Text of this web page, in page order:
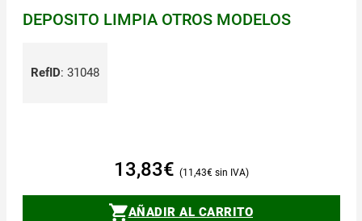
DEPOSITO LIMPIA OTROS MODELOS
RefID: 31048
13,83€ 11,43€
AÑADIR AL CARRITO